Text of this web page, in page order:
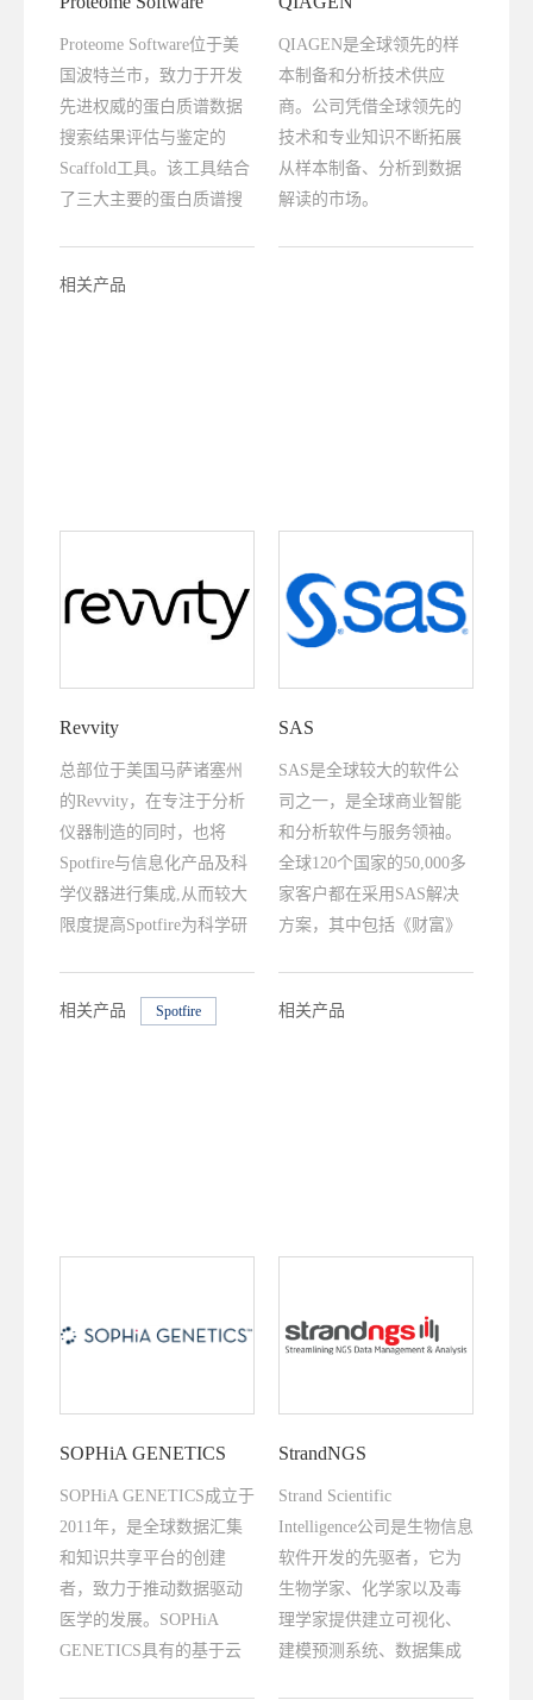
Proteome Software位于美
国波特兰市，致力于开发
先进权威的蛋白质谱数据
搜索结果评估与鉴定的
Scaffold工具。该工具结合
了三大主要的蛋白质谱搜
相关产品
QIAGEN是全球领先的样
本制备和分析技术供应
商。公司凭借全球领先的
技术和专业知识不断拓展
从样本制备、分析到数据
解读的市场。
Revvity
总部位于美国马萨诸塞州
的Revvity，在专注于分析
仪器制造的同时，也将
Spotfire与信息化产品及科
学仪器进行集成,从而较大
限度提高Spotfire为科学研
相关产品 Spotfire
SAS
SAS是全球较大的软件公
司之一，是全球商业智能
和分析软件与服务领袖。
全球120个国家的50,000多
家客户都在采用SAS解决
方案，其中包括《财富》
全球客户提供" THE
相关产品
SOPHiA GENETICS
SOPHiA GENETICS成立于
2011年，是全球数据汇集
和知识共享平台的创建
者，致力于推动数据驱动
医学的发展。SOPHiA
GENETICS具有的基于云
StrandNGS
Strand Scientific
Intelligence公司是生物信息
软件开发的先驱者，它为
生物学家、化学家以及毒
理学家提供建立可视化、
建模预测系统、数据集成